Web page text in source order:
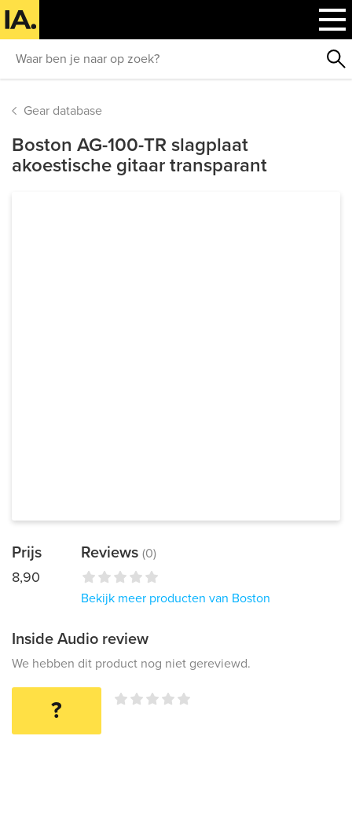
Gear database
Boston AG-100-TR slagplaat
akoestische gitaar transparant
Prijs
8,90
Reviews (0)
Bekijk meer producten van Boston
Inside Audio review
We hebben dit product nog niet gereviewd.
?